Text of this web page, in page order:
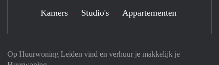
Op Huurwoning Leiden vind en verhuur je makkelijk je
Kamers Studio's Appartementen